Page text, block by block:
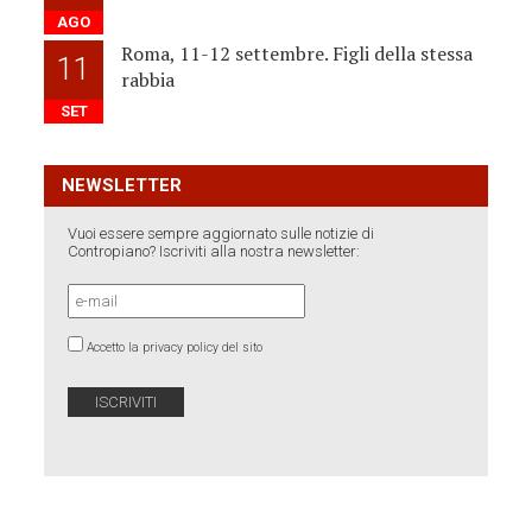
AGO
11
SET
Roma, 11-12 settembre. Figli della stessa
rabbia
NEWSLETTER
Vuoi essere sempre aggiornato sulle notizie di
Contropiano? Iscriviti alla nostra newsletter:
Accetto la privacy policy del sito